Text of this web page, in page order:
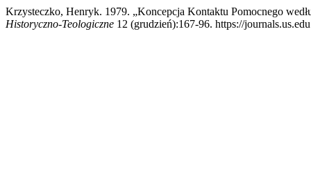
Krzysteczko, Henryk. 1979. „Koncepcja Kontaktu Pomocnego
Historyczno-Teologiczne 12 (grudzień):167-96. https://